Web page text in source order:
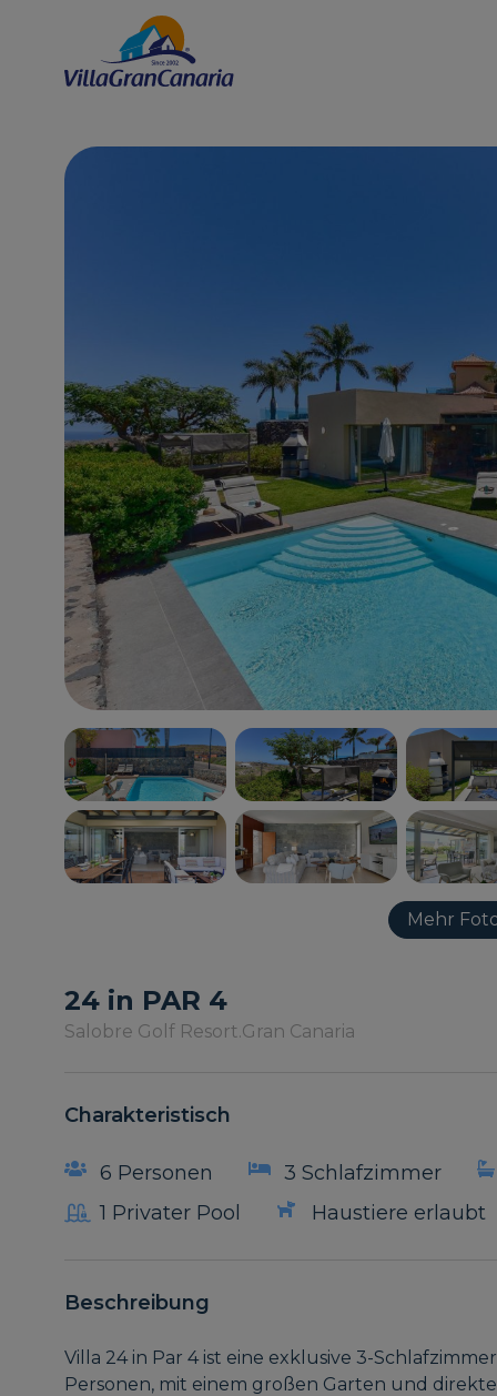
Mehr
24 in PAR 4
Salobre Golf Resort.Gran Canaria
Charakteristisch
6 Personen 3 Schlafzimmer
1 Privater Pool Haustiere erlaubt
Beschreibung
Villa 24 in Par 4 ist eine exklusive 3-
Personen, mit einem großen Garten und